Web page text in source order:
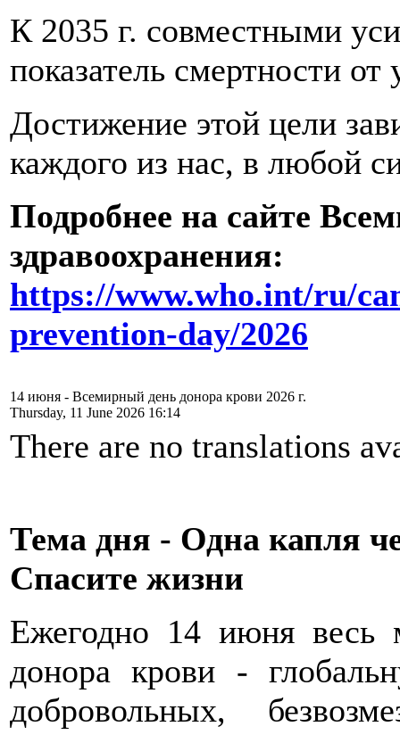
К 2035 г. совместными
показатель смертности
Достижение этой цели
каждого из нас, в любой
Подробнее на сайте
здравоохранения:
https://www.who.int/ru/
prevention-day/2026
14 июня - Всемирный день донора крови 2026 г.
Thursday, 11 June 2026 16:14
There are no translations
Тема дня - Одна капля
Спасите жизни
Ежегодно 14 июня весь
донора крови -
добровольных,